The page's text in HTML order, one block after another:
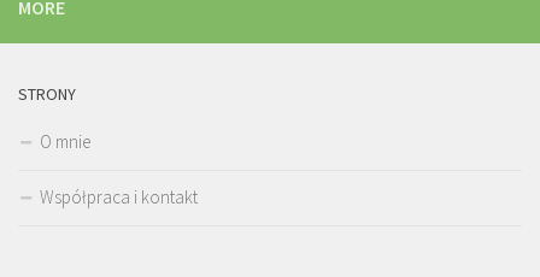
MORE
STRONY
O mnie
Współpraca i kontakt